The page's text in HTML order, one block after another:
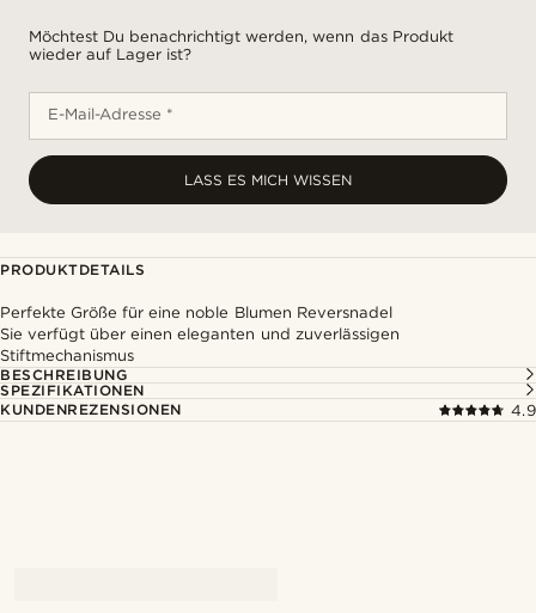
Möchtest Du benachrichtigt werden, wenn das Produkt
wieder auf Lager ist?
E-Mail-Adresse *
LASS ES MICH WISSEN
PRODUKTDETAILS
Perfekte Größe für eine noble Blumen Reversnadel
Sie verfügt über einen eleganten und zuverlässigen
Stiftmechanismus
BESCHREIBUNG
SPEZIFIKATIONEN
KUNDENREZENSIONEN
4.9